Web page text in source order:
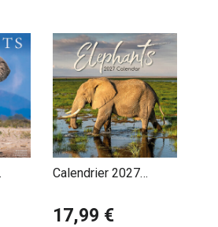
Calendrier 2027
Afrique
17,99 €